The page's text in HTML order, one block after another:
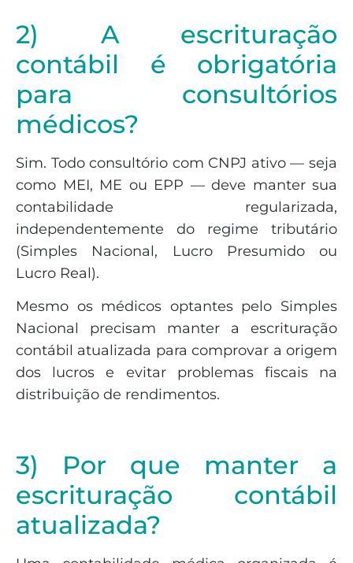
2) A escrituração
contábil é obrigatória
para consultórios
médicos?
Sim. Todo consultório com CNPJ ativo — seja
como MEI, ME ou EPP — deve manter sua
contabilidade regularizada,
independentemente do regime tributário
(Simples Nacional, Lucro Presumido ou
Lucro Real).
Mesmo os médicos optantes pelo Simples
Nacional precisam manter a escrituração
contábil atualizada para comprovar a origem
dos lucros e evitar problemas fiscais na
distribuição de rendimentos.
3) Por que manter a
escrituração contábil
atualizada?